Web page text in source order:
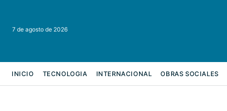
7 de agosto de 2026
INICIO TECNOLOGIA INTERNACIONAL OBRAS SOCIALES